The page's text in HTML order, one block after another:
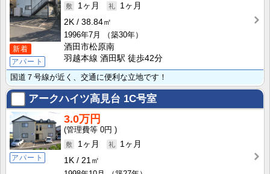
新着
アパート
1ヶ月
1ヶ月
2K
38.84㎡
1996年7月
（築30年）
酒田市松原南
羽越本線 酒田駅 徒歩42分
国道７号線が近く、交通に便利な立地です！
アークハイツ高見台 1C号室
アパート
3.0万円
0円
1ヶ月
1ヶ月
1K
21㎡